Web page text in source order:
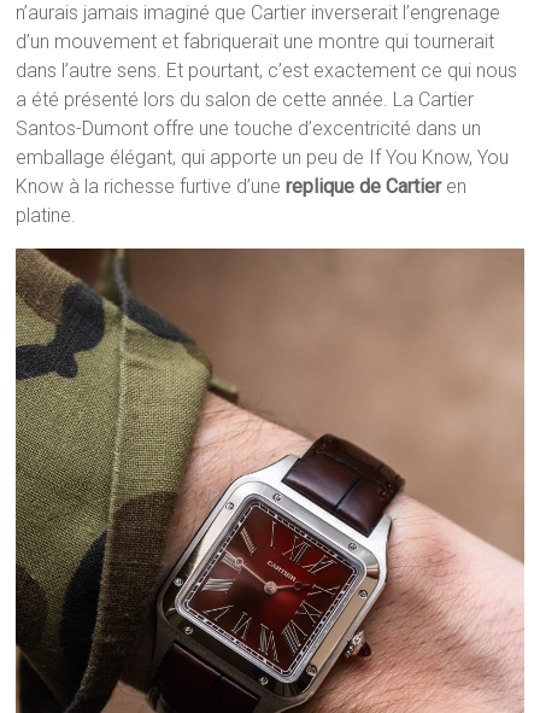
n’aurais jamais imaginé que Cartier inverserait l’engrenage
d’un mouvement et fabriquerait une montre qui tournerait
dans l’autre sens. Et pourtant, c’est exactement ce qui nous
a été présenté lors du salon de cette année. La Cartier
Santos-Dumont offre une touche d’excentricité dans un
emballage élégant, qui apporte un peu de If You Know, You
Know à la richesse furtive d’unereplique de Cartieren
platine.